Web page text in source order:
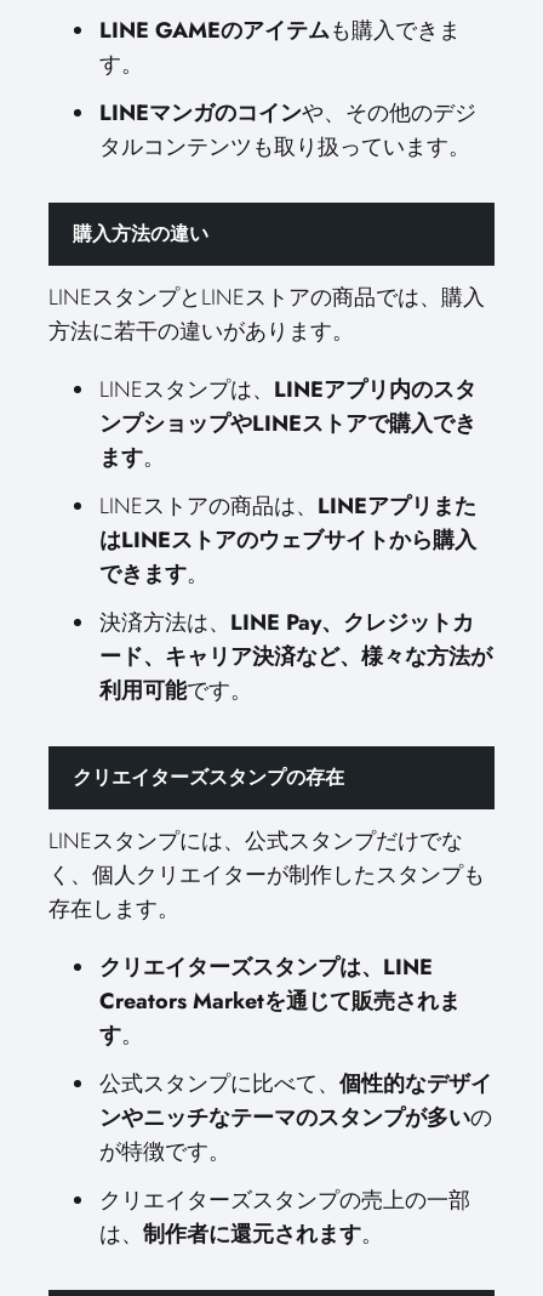
LINE GAMEのアイテムも購入できま
す。
LINEマンガのコインや、その他のデジ
タルコンテンツも取り扱っています。
購入方法の違い
LINEスタンプとLINEストアの商品では、購入
方法に若干の違いがあります。
LINEスタンプは、 LINEアプリ内のスタ
ンプショップやLINEストアで購入でき
ます。
LINEストアの商品は、 LINEアプリまた
はLINEストアのウェブサイトから購入
できます。
決済方法は、 LINE Pay、クレジットカ
ード、キャリア決済など、様々な方法が
利用可能です。
クリエイターズスタンプの存在
LINEスタンプには、公式スタンプだけでな
く、個人クリエイターが制作したスタンプも
存在します。
クリエイターズスタンプは、LINE
Creators Marketを通じて販売されま
す。
公式スタンプに比べて、 個性的なデザイ
ンやニッチなテーマのスタンプが多いの
が特徴です。
クリエイターズスタンプの売上の一部
は、 制作者に還元されます。